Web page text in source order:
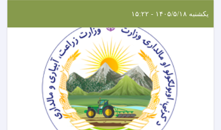
یکشنبه ۱۴۰۵/۵/۱۸ - ۱۵:۲۲